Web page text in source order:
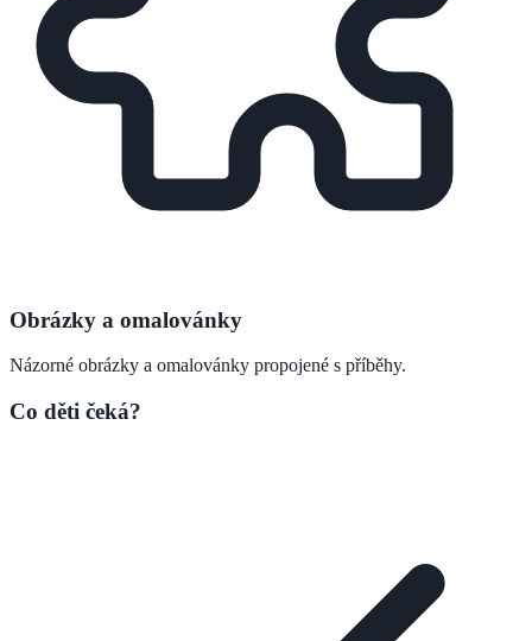
Obrázky a omalovánky
Názorné obrázky a omalovánky propojené s příběhy.
Co děti čeká?